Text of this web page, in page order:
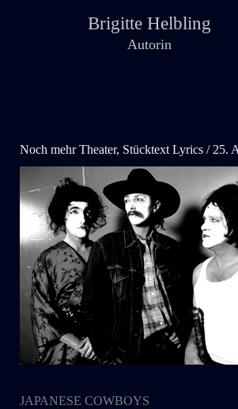
Brigitte Helbling
Autorin
Noch mehr Theater, Stücktext Lyrics /25.
JAPANESE COWBOYS